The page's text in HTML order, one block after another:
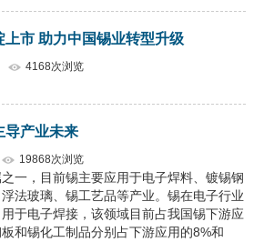
市 助力中国锡业转型升级
4168次浏览
导产业未来
19868次浏览
一，目前锡主要应用于电子焊料、镀锡钢
法玻璃、锡工艺品等产业。锡在电子行业
于电子焊接，该领域目前占我国锡下游应
和锡化工制品分别占下游应用的8%和